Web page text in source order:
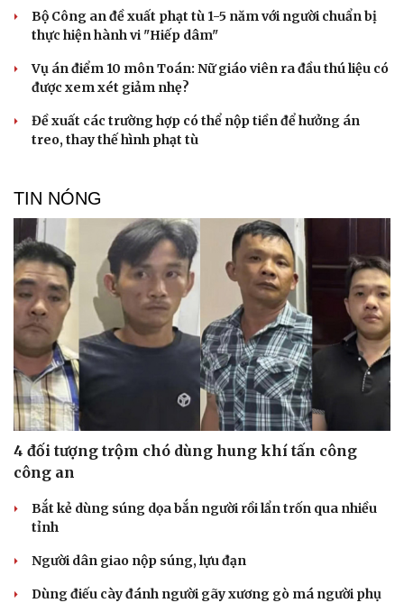
Du lịch
Tư vấn
Săn Tour
check-in
Podcast
Câu chuyện thời sự
Đọc truyện đêm khuya
Cửa sổ tình yêu
Kể chuyện cho bé
Hạt giống tâm hồn
Bộ Công an đề xuất phạt tù 1-5 năm với người chuẩn bị
thực hiện hành vi "Hiếp dâm"
Vụ án điểm 10 môn Toán: Nữ giáo viên ra đầu thú liệu có
được xem xét giảm nhẹ?
Đề xuất các trường hợp có thể nộp tiền để hưởng án
treo, thay thế hình phạt tù
TIN NÓNG
4 đối tượng trộm chó dùng hung khí tấn công
công an
Bắt kẻ dùng súng dọa bắn người rồi lẩn trốn qua nhiều
tỉnh
Người dân giao nộp súng, lựu đạn
Dùng điếu cày đánh người gãy xương gò má người phụ